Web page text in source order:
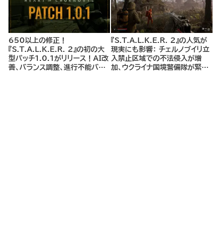
650以上の修正！
『S.T.A.L.K.E.R. 2』の初の大
型パッチ1.0.1がリリース！AI改
善、バランス調整、進行不能バグ
『S.T.A.L.K.E.R. 2』の人気が
現実にも影響： チェルノブイリ立
入禁止区域での不法侵入が増
加、ウクライナ国境警備隊が緊急